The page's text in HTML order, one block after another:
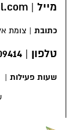
מייל |
כתובת | צומת
טלפון |
3525035
שעות פעילות |